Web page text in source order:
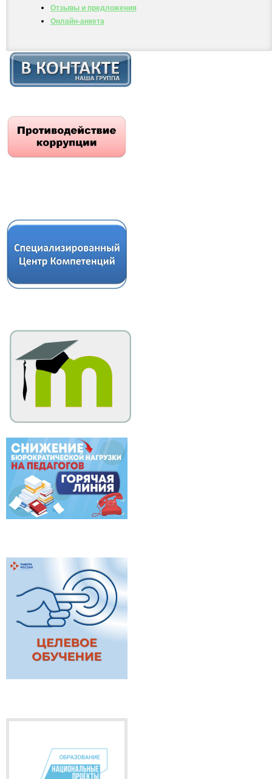
Отзывы и предложения
Онлайн-анкета